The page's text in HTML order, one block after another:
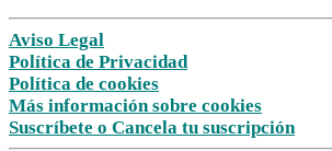
Aviso Legal
Política de Privacidad
Política de cookies
Más información sobre cookies
Suscríbete o Cancela tu suscripción